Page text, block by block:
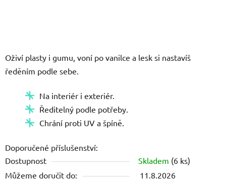
Oživí plasty i gumu, voní po vanilce a lesk si nastavíš
ředěním podle sebe.
Na interiér i exteriér.
Ředitelný podle potřeby.
Chrání proti UV a špíně.
Doporučené příslušenství:
Dostupnost
Skladem (6 ks)
Můžeme doručit do:
11.8.2026